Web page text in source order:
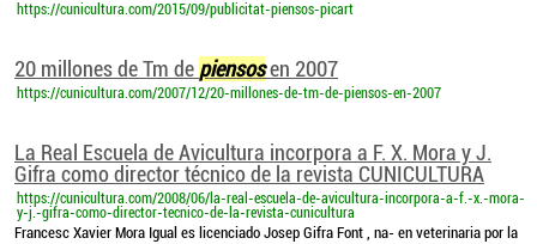
https://cunicultura.com/2015/09/publicitat-piensos-picart
20 millones de Tm de piensosen 2007
https://cunicultura.com/2007/12/20-millones-de-tm-de-piensos-en-2007
La Real Escuela de Avicultura incorpora a F. X. Mora y J.
Gifra como director técnico de la revista CUNICULTURA
https://cunicultura.com/2008/06/la-real-escuela-de-avicultura-incorpora-a-f.-x.-mora-
y-j.-gifra-como-director-tecnico-de-la-revista-cunicultura
Francesc Xavier Mora Igual es licenciado Josep Gifra Font , na- en veterinaria por la